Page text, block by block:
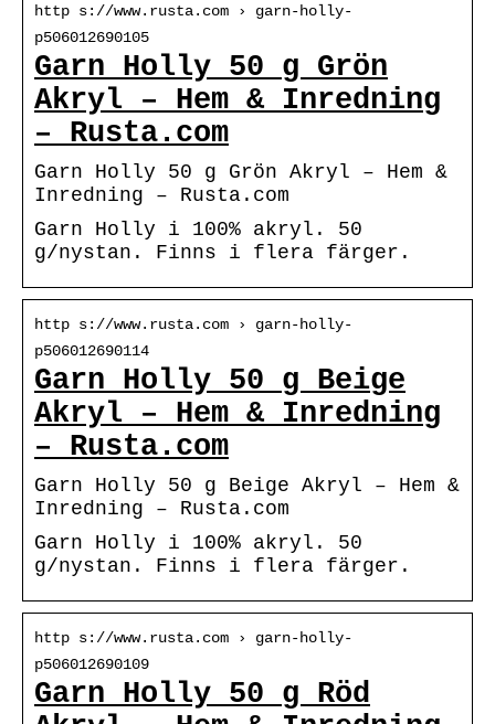
http s://www.rusta.com › garn-holly-
p506012690105
Garn Holly 50 g Grön
Akryl – Hem & Inredning
– Rusta.com
Garn Holly 50 g Grön Akryl – Hem &
Inredning – Rusta.com
Garn Holly i 100% akryl. 50
g/nystan. Finns i flera färger.
http s://www.rusta.com › garn-holly-
p506012690114
Garn Holly 50 g Beige
Akryl – Hem & Inredning
– Rusta.com
Garn Holly 50 g Beige Akryl – Hem &
Inredning – Rusta.com
Garn Holly i 100% akryl. 50
g/nystan. Finns i flera färger.
http s://www.rusta.com › garn-holly-
p506012690109
Garn Holly 50 g Röd